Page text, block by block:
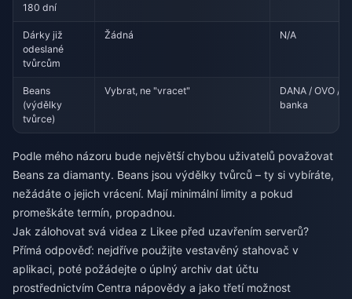
180 dní
Dárky již
odeslané
tvůrcům
Žádná N/A
Beans
(výdělky
tvůrce)
Vybrat, ne "vracet"
DANA / OVO /
banka
Podle mého názoru bude největší chybou uživatelů považovat
Beans za diamanty. Beans jsou výdělky tvůrců – ty si vybíráte,
nežádáte o jejich vrácení. Mají minimální limity a pokud
promeškáte termín, propadnou.
Jak zálohovat svá videa z Likee před uzavřením serverů?
Přímá odpověď: nejdříve použijte vestavěný stahovač v
aplikaci, poté požádejte o úplný archiv dat účtu
prostřednictvím Centra nápovědy a jako třetí možnost